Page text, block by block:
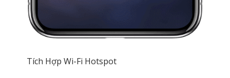
Tích Hợp Wi-Fi Hotspot